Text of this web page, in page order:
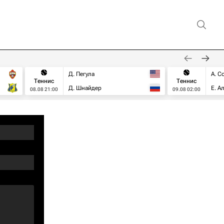
Теннис
08.08 21:00
Д. Пегула
Д. Шнайдер
Теннис
09.08 02:00
А.
Е.